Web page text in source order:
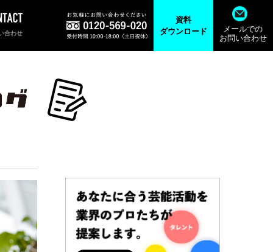
合わせ
資料
ダウンロード
メールでの
お問い合わせ